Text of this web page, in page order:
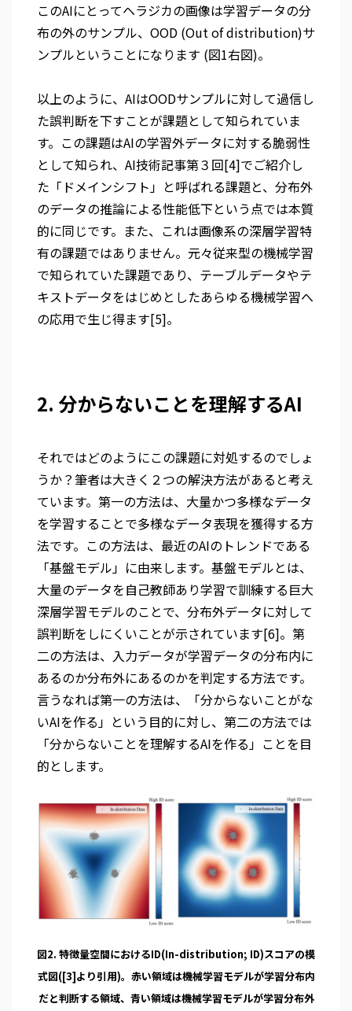
このAIにとってヘラジカの画像は学習データの分
布の外のサンプル、OOD (Out of distribution)サ
ンプルということになります (図1右図)。
以上のように、AIはOODサンプルに対して過信し
た誤判断を下すことが課題として知られていま
す。この課題はAIの学習外データに対する脆弱性
として知られ、AI技術記事第３回[4]でご紹介し
た「ドメインシフト」と呼ばれる課題と、分布外
のデータの推論による性能低下という点では本質
的に同じです。また、これは画像系の深層学習特
有の課題ではありません。元々従来型の機械学習
で知られていた課題であり、テーブルデータやテ
キストデータをはじめとしたあらゆる機械学習へ
の応用で生じ得ます[5]。
2. 分からないことを理解するAI
それではどのようにこの課題に対処するのでしょ
うか？筆者は大きく２つの解決方法があると考え
ています。第一の方法は、大量かつ多様なデータ
を学習することで多様なデータ表現を獲得する方
法です。この方法は、最近のAIのトレンドである
「基盤モデル」に由来します。基盤モデルとは、
大量のデータを自己教師あり学習で訓練する巨大
深層学習モデルのことで、分布外データに対して
誤判断をしにくいことが示されています[6]。第
二の方法は、入力データが学習データの分布内に
あるのか分布外にあるのかを判定する方法です。
言うなれば第一の方法は、「分からないことがな
いAIを作る」という目的に対し、第二の方法では
「分からないことを理解するAIを作る」ことを目
的とします。
図2. 特徴量空間におけるID(In-distribution; ID)スコアの模
式図([3]より引用)。赤い領域は機械学習モデルが学習分布内
だと判断する領域、青い領域は機械学習モデルが学習分布外